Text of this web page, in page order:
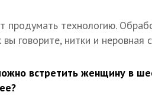
технологию.
говорите, нитки и неровная
встретить женщину в